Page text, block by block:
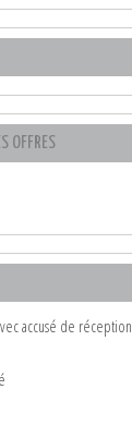
OFFRES
accusé de réception